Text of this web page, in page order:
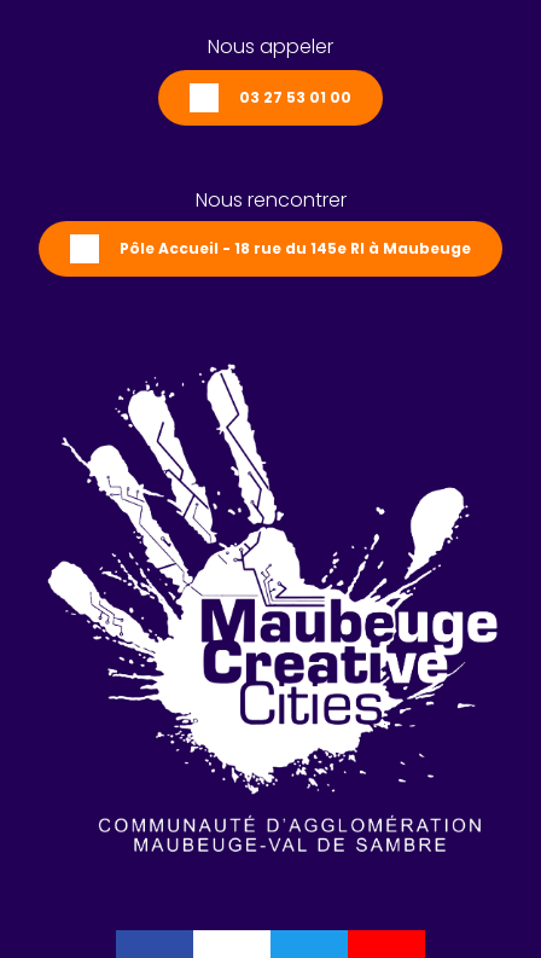
Nous appeler
03 27 53 01 00
Nous rencontrer
Pôle Accueil - 18 rue du 145e RI à Maubeuge